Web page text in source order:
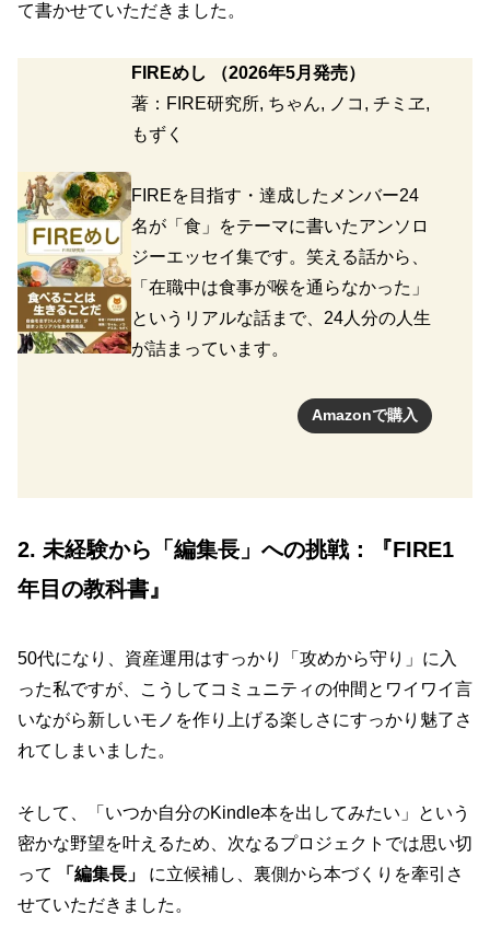
て書かせていただきました。
FIREめし
（2026年5月発売）
著：FIRE研究所, ちゃん, ノコ, チミヱ,
もずく
FIREを目指す・達成したメンバー24
名が「食」をテーマに書いたアンソロ
ジーエッセイ集です。笑える話から、
「在職中は食事が喉を通らなかった」
というリアルな話まで、24人分の人生
が詰まっています。
Amazonで購入
2. 未経験から「編集長」への挑戦：『FIRE1
年目の教科書』
50代になり、資産運用はすっかり「攻めから守り」に入
った私ですが、こうしてコミュニティの仲間とワイワイ言
いながら新しいモノを作り上げる楽しさにすっかり魅了さ
れてしまいました。
そして、「いつか自分のKindle本を出してみたい」という
密かな野望を叶えるため、次なるプロジェクトでは思い切
って
「編集長」
に立候補し、裏側から本づくりを牽引さ
せていただきました。